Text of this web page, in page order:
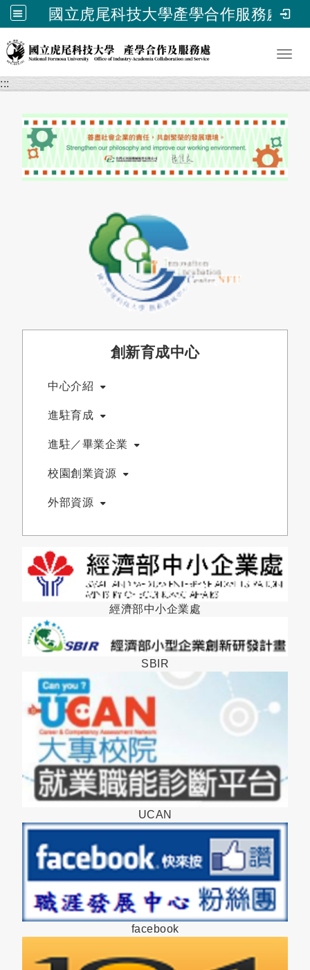
國立虎尾科技大學產學合作服務處
跳到主要內容
:::
創新育成中心
中心介紹
進駐育成
進駐／畢業企業
校園創業資源
外部資源
經濟部中小企業處
SBIR
UCAN
facebook